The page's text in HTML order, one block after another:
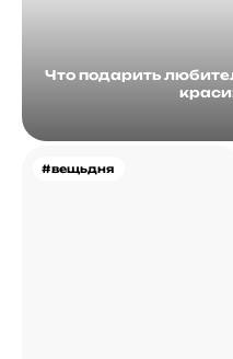
Что подарить
#вещьдня